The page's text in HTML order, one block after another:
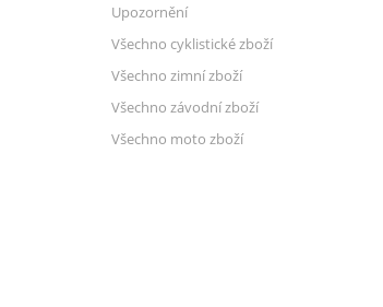
Upozornění
Všechno cyklistické zboží
Všechno zimní zboží
Všechno závodní zboží
Všechno moto zboží